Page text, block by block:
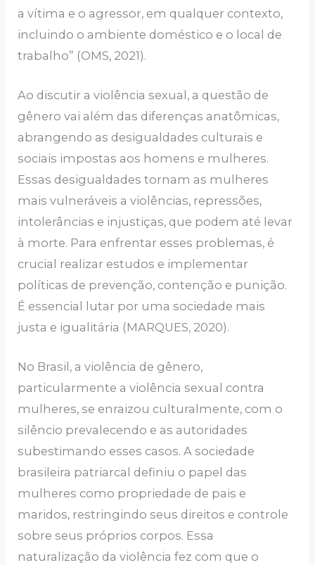
a vítima e o agressor, em qualquer contexto,
incluindo o ambiente doméstico e o local de
trabalho” (OMS, 2021).
Ao discutir a violência sexual, a questão de
gênero vai além das diferenças anatômicas,
abrangendo as desigualdades culturais e
sociais impostas aos homens e mulheres.
Essas desigualdades tornam as mulheres
mais vulneráveis a violências, repressões,
intolerâncias e injustiças, que podem até levar
à morte. Para enfrentar esses problemas, é
crucial realizar estudos e implementar
políticas de prevenção, contenção e punição.
É essencial lutar por uma sociedade mais
justa e igualitária (MARQUES, 2020).
No Brasil, a violência de gênero,
particularmente a violência sexual contra
mulheres, se enraizou culturalmente, com o
silêncio prevalecendo e as autoridades
subestimando esses casos. A sociedade
brasileira patriarcal definiu o papel das
mulheres como propriedade de pais e
maridos, restringindo seus direitos e controle
sobre seus próprios corpos. Essa
naturalização da violência fez com que o